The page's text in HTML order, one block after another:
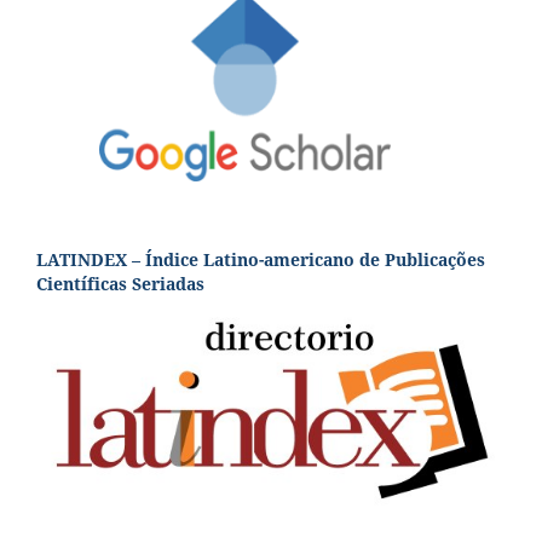
LATINDEX – Índice Latino-americano de Publicações
Científicas Seriadas